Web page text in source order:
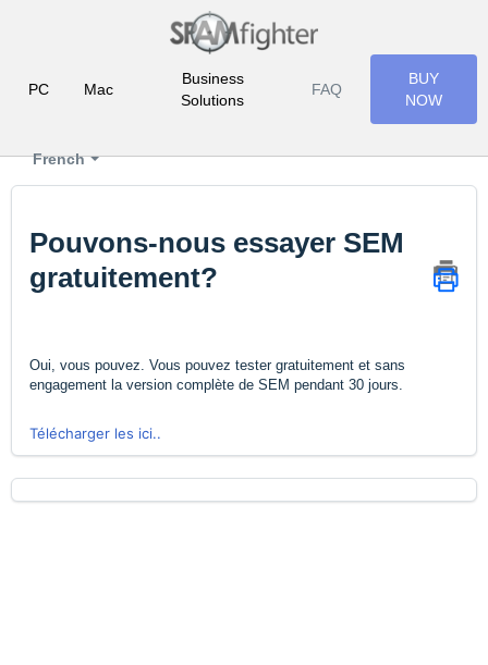
PC Mac
Business
Solutions
FAQ
BUY
NOW
French
Pouvons-nous essayer SEM
gratuitement?
Oui, vous pouvez. Vous pouvez tester gratuitement et sans
engagement la version complète de SEM pendant 30 jours.
Télécharger les ici..